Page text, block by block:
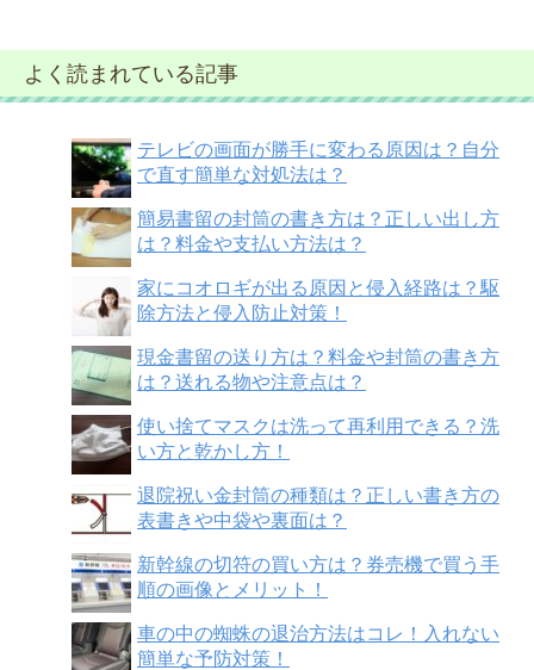
よく読まれている記事
テレビの画面が勝手に変わる原因は？自分
で直す簡単な対処法は？
簡易書留の封筒の書き方は？正しい出し方
は？料金や支払い方法は？
家にコオロギが出る原因と侵入経路は？駆
除方法と侵入防止対策！
現金書留の送り方は？料金や封筒の書き方
は？送れる物や注意点は？
使い捨てマスクは洗って再利用できる？洗
い方と乾かし方！
退院祝い金封筒の種類は？正しい書き方の
表書きや中袋や裏面は？
新幹線の切符の買い方は？券売機で買う手
順の画像とメリット！
車の中の蜘蛛の退治方法はコレ！入れない
簡単な予防対策！